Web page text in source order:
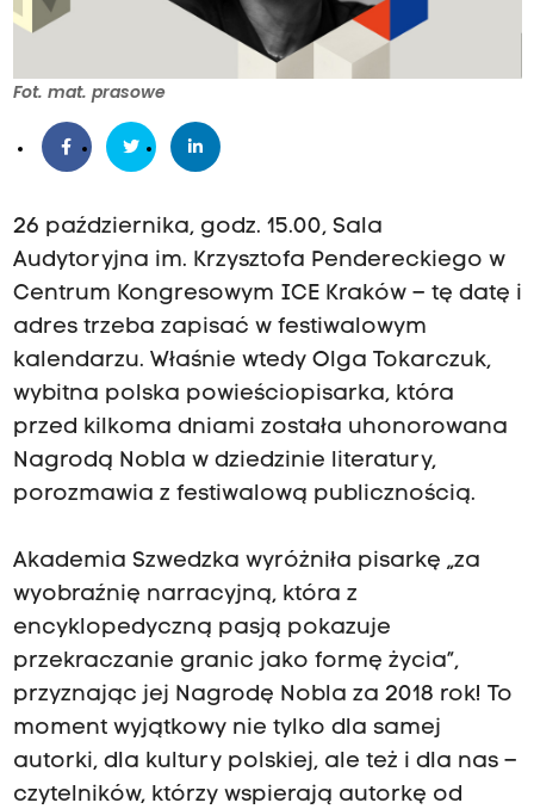
Fot. mat. prasowe
26 października, godz. 15.00, Sala
Audytoryjna im. Krzysztofa Pendereckiego w
Centrum Kongresowym ICE Kraków – tę datę i
adres trzeba zapisać w festiwalowym
kalendarzu. Właśnie wtedy Olga Tokarczuk,
wybitna polska powieściopisarka, która
przed kilkoma dniami została uhonorowana
Nagrodą Nobla w dziedzinie literatury,
porozmawia z festiwalową publicznością.
Akademia Szwedzka wyróżniła pisarkę „za
wyobraźnię narracyjną, która z
encyklopedyczną pasją pokazuje
przekraczanie granic jako formę życia”,
przyznając jej Nagrodę Nobla za 2018 rok! To
moment wyjątkowy nie tylko dla samej
autorki, dla kultury polskiej, ale też i dla nas –
czytelników, którzy wspierają autorkę od